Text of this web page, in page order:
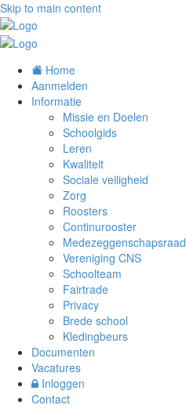
Skip to main content
Home
Aanmelden
Informatie
Missie en Doelen
Schoolgids
Leren
Kwaliteit
Sociale veiligheid
Zorg
Roosters
Continurooster
Medezeggenschapsraad
Vereniging CNS
Schoolteam
Fairtrade
Privacy
Brede school
Kledingbeurs
Documenten
Vacatures
Inloggen
Contact